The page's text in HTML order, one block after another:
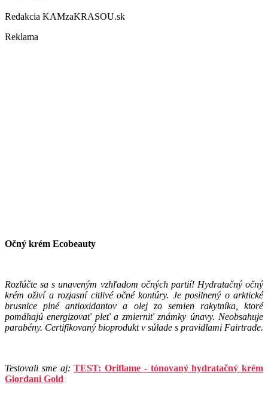
Redakcia KAMzaKRASOU.sk
Reklama
Očný krém Ecobeauty
Rozlúčte sa s unaveným vzhľadom očných partií! Hydratačný očný
krém oživí a rozjasní citlivé očné kontúry. Je posilnený o arktické
brusnice plné antioxidantov a olej zo semien rakytníka, ktoré
pomáhajú energizovať pleť a zmierniť známky únavy. Neobsahuje
parabény. Certifikovaný bioprodukt v súlade s pravidlami Fairtrade.
Testovali sme aj:TEST: Oriflame - tónovaný hydratačný krém
Giordani Gold